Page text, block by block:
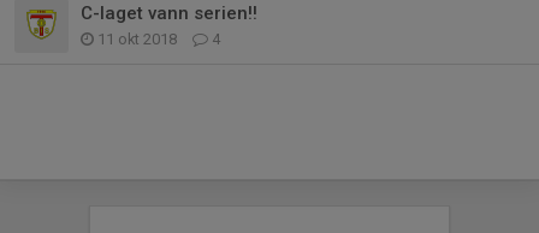
C-laget vann serien!!
11 okt 2018 4